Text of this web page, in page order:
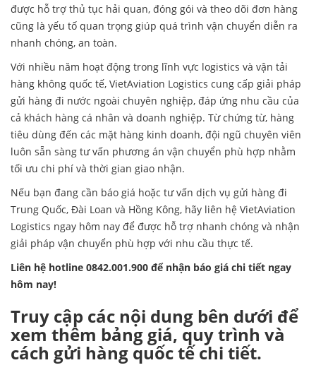
được hỗ trợ thủ tục hải quan, đóng gói và theo dõi đơn hàng
cũng là yếu tố quan trọng giúp quá trình vận chuyển diễn ra
nhanh chóng, an toàn.
Với nhiều năm hoạt động trong lĩnh vực logistics và vận tải
hàng không quốc tế, VietAviation Logistics cung cấp giải pháp
gửi hàng đi nước ngoài chuyên nghiệp, đáp ứng nhu cầu của
cả khách hàng cá nhân và doanh nghiệp. Từ chứng từ, hàng
tiêu dùng đến các mặt hàng kinh doanh, đội ngũ chuyên viên
luôn sẵn sàng tư vấn phương án vận chuyển phù hợp nhằm
tối ưu chi phí và thời gian giao nhận.
Nếu bạn đang cần báo giá hoặc tư vấn dịch vụ gửi hàng đi
Trung Quốc, Đài Loan và Hồng Kông, hãy liên hệ VietAviation
Logistics ngay hôm nay để được hỗ trợ nhanh chóng và nhận
giải pháp vận chuyển phù hợp với nhu cầu thực tế.
Liên hệ hotline 0842.001.900 để nhận báo giá chi tiết ngay
hôm nay!
Truy cập các nội dung bên dưới để
xem thêm bảng giá, quy trình và
cách gửi hàng quốc tế chi tiết.